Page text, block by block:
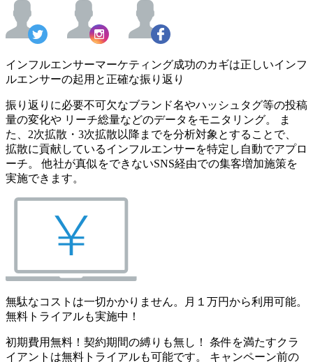
インフルエンサーマーケティング成功のカギは正しいインフ
ルエンサーの起用と正確な振り返り
振り返りに必要不可欠なブランド名やハッシュタグ等の投稿
量の変化や リーチ総量などのデータをモニタリング。 ま
た、2次拡散・3次拡散以降までを分析対象とすることで、
拡散に貢献しているインフルエンサーを特定し自動でアプロ
ーチ。 他社が真似をできないSNS経由での集客増加施策を
実施できます。
無駄なコストは一切かかりません。月１万円から利用可能。
無料トライアルも実施中！
初期費用無料！契約期間の縛りも無し！ 条件を満たすクラ
イアントは無料トライアルも可能です。 キャンペーン前の